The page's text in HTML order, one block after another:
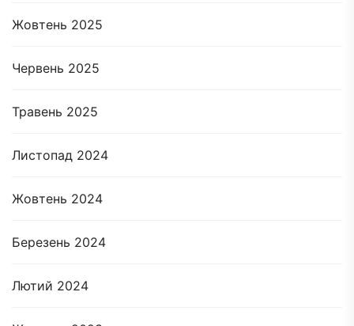
Жовтень 2025
Червень 2025
Травень 2025
Листопад 2024
Жовтень 2024
Березень 2024
Лютий 2024